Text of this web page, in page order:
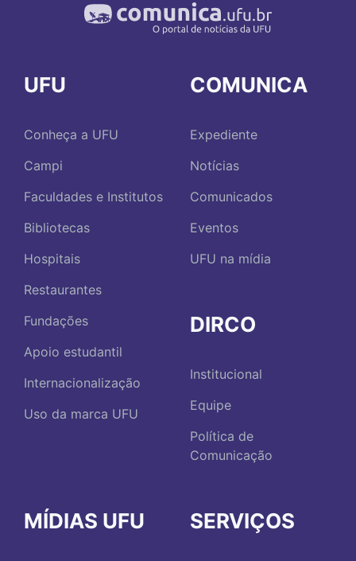
UFU
Conheça a UFU
Campi
Faculdades e Institutos
Bibliotecas
Hospitais
Restaurantes
Fundações
Apoio estudantil
Internacionalização
Uso da marca UFU
COMUNICA
Expediente
Notícias
Comunicados
Eventos
UFU na mídia
DIRCO
Institucional
Equipe
Política de
Comunicação
MÍDIAS UFU SERVIÇOS